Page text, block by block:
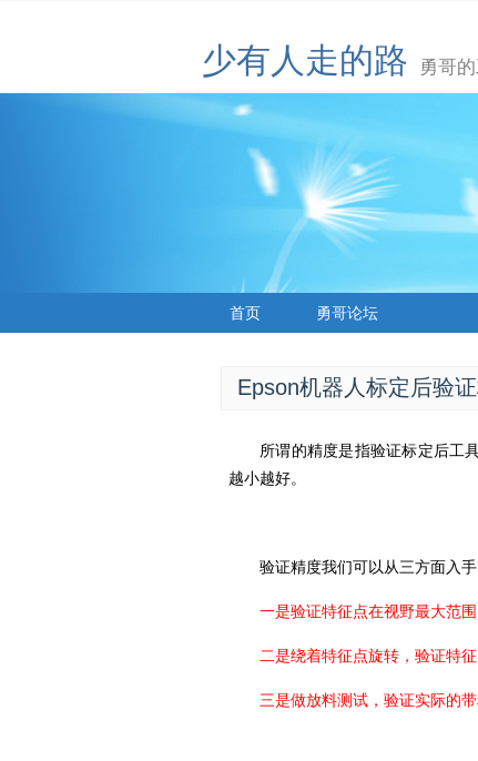
少有人走的路 勇哥
首页 勇哥论坛
Epson机器人标定后验
所谓的精度是指验证标定后工
越小越好。
验证精度我们可以从三方面入手
一是验证特征点在视野最大范
二是绕着特征点旋转，验证特
三是做放料测试，验证实际的带